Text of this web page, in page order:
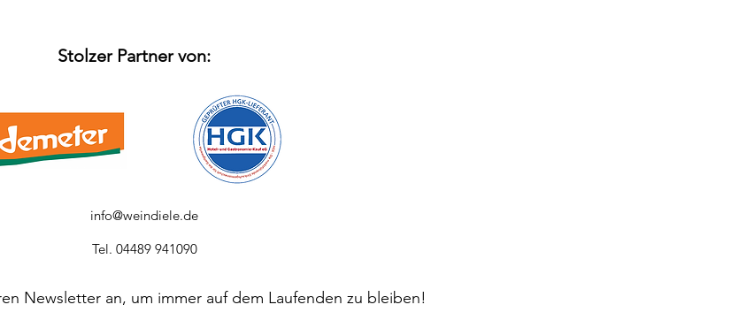
Stolzer Partner von:
info@weindiele.de
Tel. 04489 941090
Newsletter an, um immer auf dem Laufenden zu bleiben!